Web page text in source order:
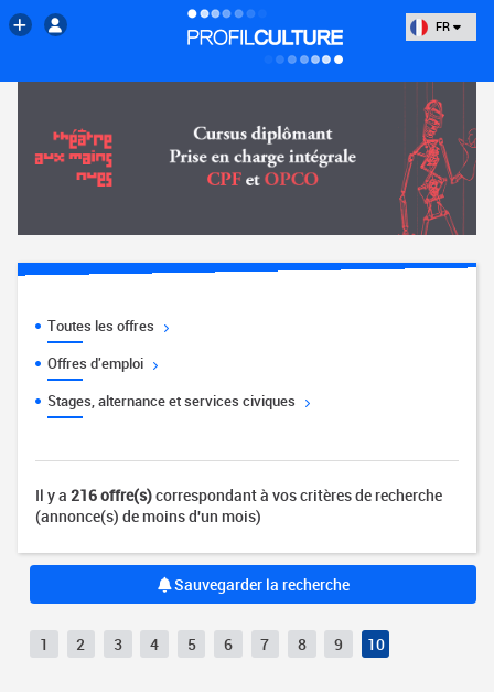
FR
Toutes les offres
Offres d'emploi
Stages, alternance et services civiques
Il y a 216 offre(s)correspondant à vos critères de recherche
(annonce(s) de moins d'un mois)
Sauvegarder la recherche
1 2 3 4 5 6 7 8 9 10